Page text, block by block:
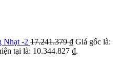
Nhạt -2 17.241.379₫ Giá gốc là:
tại là: 10.344.827 ₫.